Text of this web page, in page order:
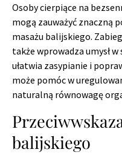
Osoby cierpiące na
mogą zauważyć znaczną
masażu balijskiego.
także wprowadza umysł
ułatwia zasypianie i
może pomóc w
naturalną równowagę
balijskiego